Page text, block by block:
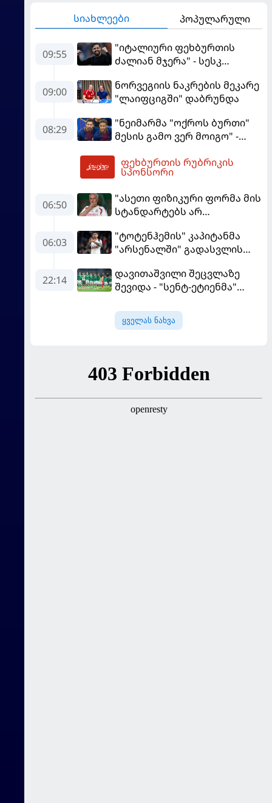
სიახლეები პოპულარული
09:55
"იტალიური ფეხბურთის
ძალიან მჯერა" - სესკ
09:00
ნორვეგიის ნაკრების მეკარე
"ლაიფციგში" დაბრუნდა
08:29
"ნეიმარმა "ოქროს ბურთი"
მესის გამო ვერ მოიგო" -
აგენტი
ფეხბურთის რუბრიკის
სპონსორი
06:50
"ასეთი ფიზიკური ფორმა მის
სტანდარტებს არ
"რეალის" ახალწვეული
გააკრიტიკა
06:03
"ტოტენჰემის" კაპიტანმა
"არსენალში" გადასვლის
22:14
დავითაშვილი შეცვლაზე
შევიდა - "სენტ-ეტიენმა"
ყველას ნახვა